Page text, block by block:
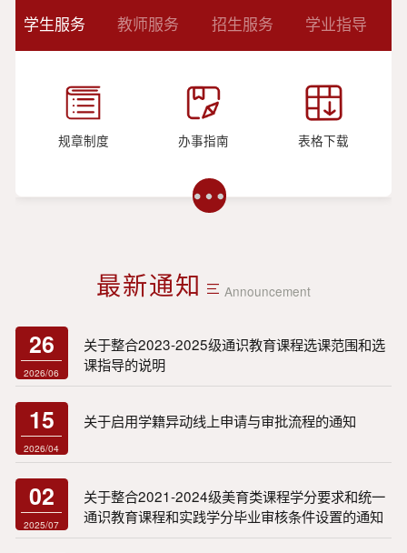
学生服务 教师服务 招生服务 学业指导
规章制度 办事指南 表格下载
最新通知 Announcement
26
2026/06
关于整合2023-2025级通识教育课程选课范围和选
课指导的说明
15
2026/04
关于启用学籍异动线上申请与审批流程的通知
02
2025/07
关于整合2021-2024级美育类课程学分要求和统一
通识教育课程和实践学分毕业审核条件设置的通知